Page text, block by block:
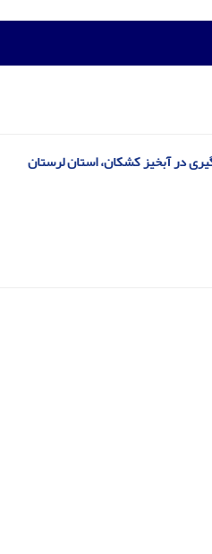
در آبخیز کشکان، استان لرستان